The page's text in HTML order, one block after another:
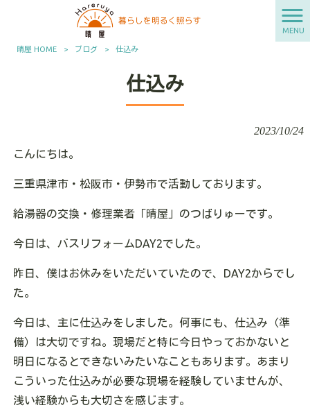
MENU
晴屋 HOME > ブログ > 仕込み
仕込み
2023/10/24
こんにちは。
三重県津市・松阪市・伊勢市で活動しております。
給湯器の交換・修理業者「晴屋」のつばりゅーです。
今日は、バスリフォームDAY2でした。
昨日、僕はお休みをいただいていたので、DAY2からでし
た。
今日は、主に仕込みをしました。何事にも、仕込み（準
備）は大切ですね。現場だと特に今日やっておかないと
明日になるとできないみたいなこともあります。あまり
こういった仕込みが必要な現場を経験していませんが、
浅い経験からも大切さを感じます。